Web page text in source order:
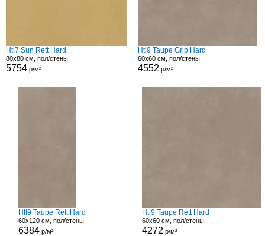
Htl7 Sun Rett Hard
80x80 см, пол/стены
5754 р/м²
Htl9 Taupe Grip Hard
60x60 см, пол/стены
4552 р/м²
Htl9 Taupe Rett Hard
60x120 см, пол/стены
6384р/м²
Htl9 Taupe Rett Hard
60x60 см, пол/стены
4272 р/м²